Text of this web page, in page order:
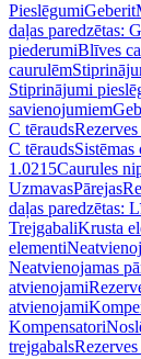
Pieslēgumi
daļas paredzētas:
piederumiBlīves
caurulēm
Stiprinājumi
savienojumiem
C tērauds
C tērauds
1.0215Caurules
UzmavasPārejas
daļas paredzētas:
TrejgabaliKrusta
elementi
Neatvienojamas
atvienojami
atvienojami
Kompensatori
trejgabals